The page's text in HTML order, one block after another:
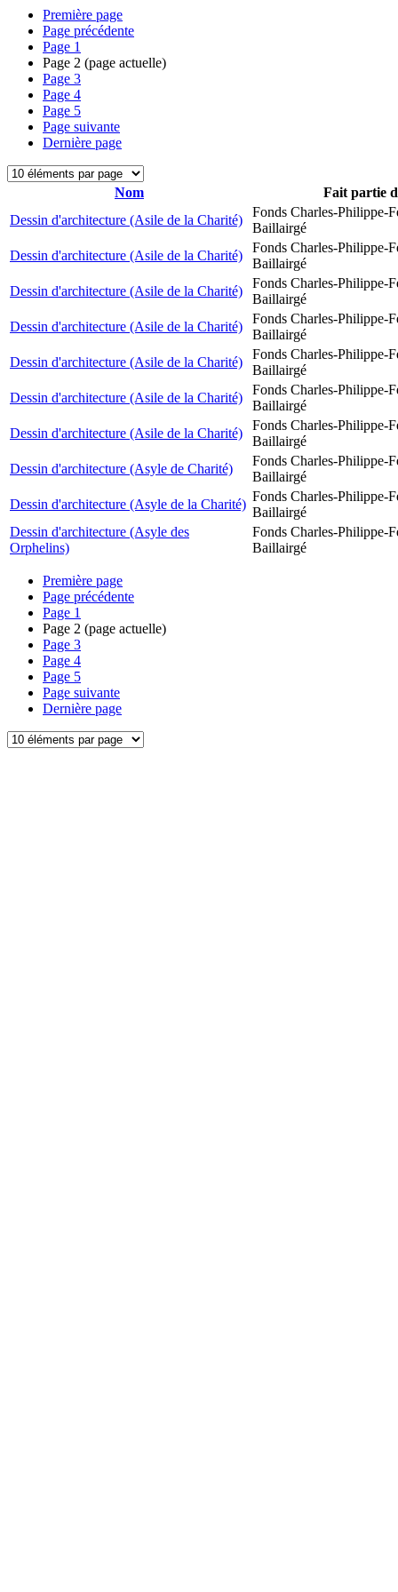
Première page
Page précédente
Page 1
Page 2 (page actuelle)
Page 3
Page 4
Page 5
Page suivante
Dernière page
Nom
Fait partie
Dessin d'architecture (Asile de la Charité)
Fonds Charles-Philippe-
Baillairgé
Dessin d'architecture (Asile de la Charité)
Fonds Charles-Philippe-
Baillairgé
Dessin d'architecture (Asile de la Charité)
Fonds Charles-Philippe-
Baillairgé
Dessin d'architecture (Asile de la Charité)
Fonds Charles-Philippe-
Baillairgé
Dessin d'architecture (Asile de la Charité)
Fonds Charles-Philippe-
Baillairgé
Dessin d'architecture (Asile de la Charité)
Fonds Charles-Philippe-
Baillairgé
Dessin d'architecture (Asile de la Charité)
Fonds Charles-Philippe-
Baillairgé
Dessin d'architecture (Asyle de Charité)
Fonds Charles-Philippe-
Baillairgé
Dessin d'architecture (Asyle de la Charité)
Fonds Charles-Philippe-
Baillairgé
Dessin d'architecture (Asyle des
Orphelins)
Fonds Charles-Philippe-
Baillairgé
Première page
Page précédente
Page 1
Page 2 (page actuelle)
Page 3
Page 4
Page 5
Page suivante
Dernière page